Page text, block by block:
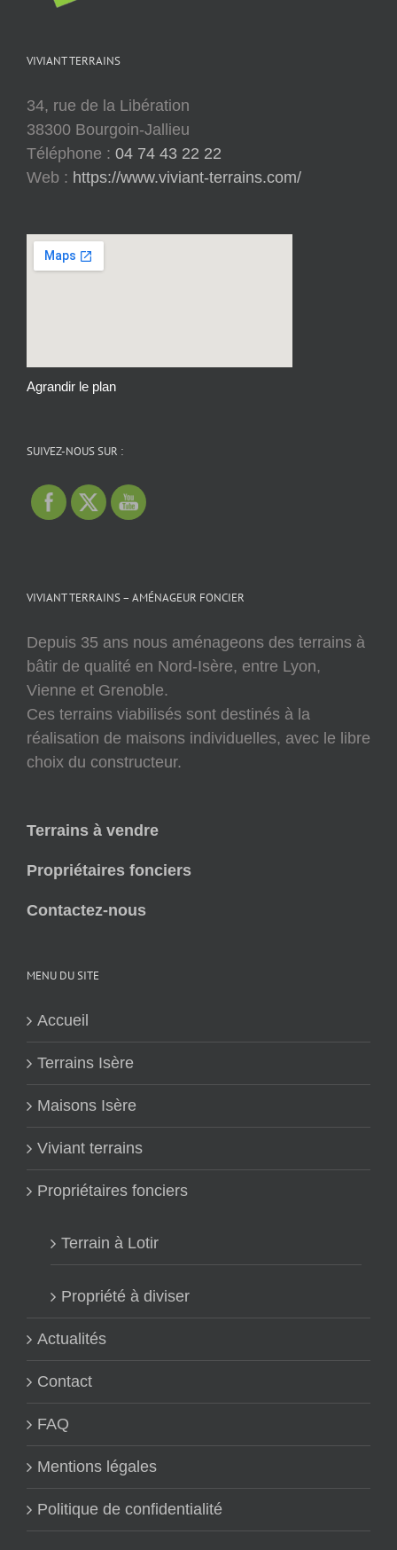
VIVIANT TERRAINS
34, rue de la Libération
38300 Bourgoin-Jallieu
Téléphone : 04 74 43 22 22
Web : https://www.viviant-terrains.com/
Agrandir le plan
SUIVEZ-NOUS SUR :
VIVIANT TERRAINS – AMÉNAGEUR FONCIER
Depuis 35 ans nous aménageons des terrains à
bâtir de qualité en Nord-Isère, entre Lyon,
Vienne et Grenoble.
Ces terrains viabilisés sont destinés à la
réalisation de maisons individuelles, avec le libre
choix du constructeur.
Terrains à vendre
Propriétaires fonciers
Contactez-nous
MENU DU SITE
Accueil
Terrains Isère
Maisons Isère
Viviant terrains
Propriétaires fonciers
Terrain à Lotir
Propriété à diviser
Actualités
Contact
FAQ
Mentions légales
Politique de confidentialité